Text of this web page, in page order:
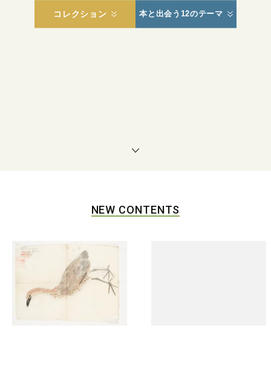
コレクション 本と出会う12のテーマ
NEW CONTENTS